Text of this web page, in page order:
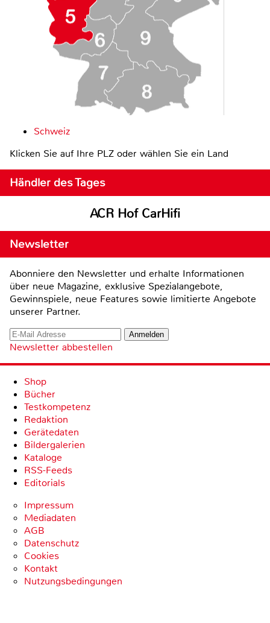
Schweiz
Klicken Sie auf Ihre PLZ oder wählen Sie ein Land
Händler des Tages
ACR Hof CarHifi
Newsletter
Abonniere den Newsletter und erhalte Informationen
über neue Magazine, exklusive Spezialangebote,
Gewinnspiele, neue Features sowie limitierte Angebote
unserer Partner.
Newsletter abbestellen
Shop
Bücher
Testkompetenz
Redaktion
Gerätedaten
Bildergalerien
Kataloge
RSS-Feeds
Editorials
Impressum
Mediadaten
AGB
Datenschutz
Cookies
Kontakt
Nutzungsbedingungen